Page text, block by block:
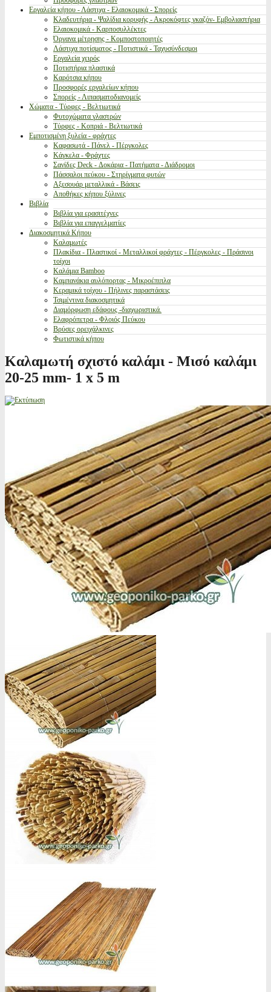
Εργαλεία κήπου - Λάστιχα - Ελαιοκομικά - Σπορείς
Κλαδευτήρια - Ψαλίδια κορυφής - Ακροκόφτες γκαζόν- Εμβολιαστήρια
Ελαιοκομικά - Καρποσυλλέκτες
Όργανα μέτρησης - Κομποστοποιητές
Λάστιχα ποτίσματος - Ποτιστικά - Ταχυσύνδεσμοι
Εργαλεία χειρός
Ποτιστήρια πλαστικά
Καρότσια κήπου
Προσφορές εργαλείων κήπου
Σπορείς - Λιπασματοδιανομείς
Χώματα - Τύρφες - Βελτιωτικά
Φυτοχώματα γλαστρών
Τύρφες - Κοπριά - Βελτιωτικά
Εμποτισμένη ξυλεία - φράχτες
Καφασωτά - Πάνελ - Πέργκολες
Κάγκελα - Φράχτες
Σανίδες Deck - Δοκάρια - Πατήματα - Διάδρομοι
Πάσσαλοι πεύκου - Στηρίγματα φυτών
Αξεσουάρ μεταλλικά - Βάσεις
Αποθήκες κήπου ξύλινες
Βιβλία
Βιβλία για ερασιτέχνες
Βιβλία για επαγγελματίες
Διακοσμητικά Κήπου
Καλαμωτές
Πλακίδια - Πλαστικοί - Μεταλλικοί φράχτες - Πέργκολες - Πράσινοι
τοίχοι
Καλάμια Bamboo
Καμπανάκια αυλόπορτας - Μικροέπιπλα
Κεραμικά τοίχου - Πήλινες παραστάσεις
Τσιμέντινα διακοσμητικά
Διαμόρφωση εδάφους -διαχωριστικά.
Ελαφρόπετρα - Φλοιός Πεύκου
Βρύσες ορειχάλκινες
Φωτιστικά κήπου
Καλαμωτή σχιστό καλάμι - Μισό καλάμι
20-25 mm- 1 x 5 m